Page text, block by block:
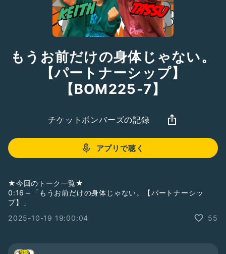
もうお前だけの身体じゃない。
【パートナーシップ】
【BOM225-7】
チケットボンバーズの記録
アプリで聴く
★今回のトーク一覧★
0:16～「もうお前だけの身体じゃない。【パートナーシッ
プ】」
2025-10-19 19:00:04
55